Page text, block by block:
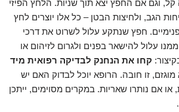
וגם אם החפץ יצא תוך שניות. הלחץ הפיזי
הגב, ולחיצות הבטן – כל אלו יוצרים לחץ
חפץ שנתקע עלול לשרוט את דרכי
עלול להישאר בפנים ולגרום לזיהום או
קחו את הנחנק לבדיקה רפואית מיד
מוגזם, זו חובה. הרופא יוכל לבדוק האם יש
או אם נותרו שאריות. במקרים מסוימים, ייתכן